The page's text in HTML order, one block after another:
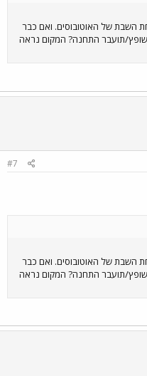
השבת של האוטובוסים. ואם כבר
תועבר התחנה? המקום נראה
#7
השבת של האוטובוסים. ואם כבר
תועבר התחנה? המקום נראה